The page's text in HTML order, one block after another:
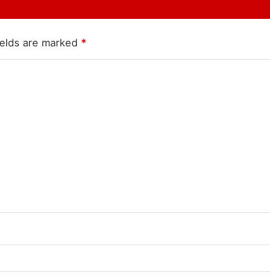
are marked *